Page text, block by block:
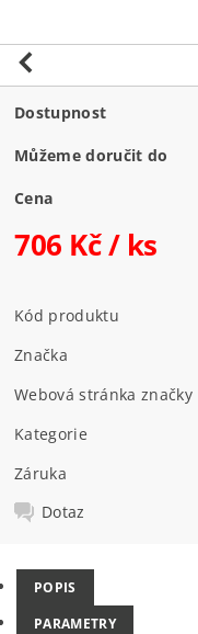
Dostupnost
Můžeme doručit do
Cena
706 Kč/ ks
Kód produktu
Značka
Webová stránka značky
Kategorie
Záruka
Dotaz
POPIS
PARAMETRY